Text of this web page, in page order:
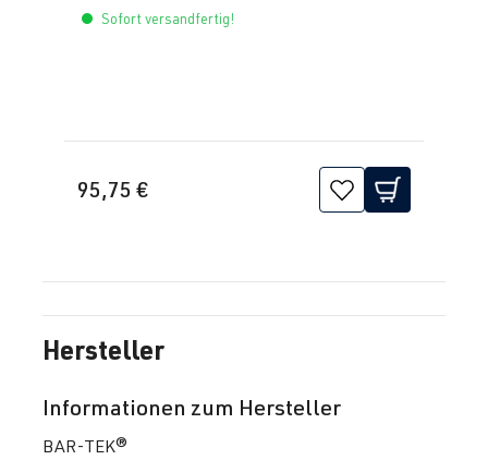
Sofort versandfertig!
95,75 €
Hersteller
Informationen zum Hersteller
BAR-TEK®